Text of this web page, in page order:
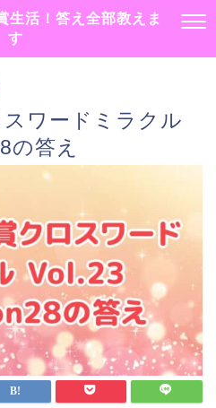
生活！答え全部教えま
す
ワードミラクル
の答え